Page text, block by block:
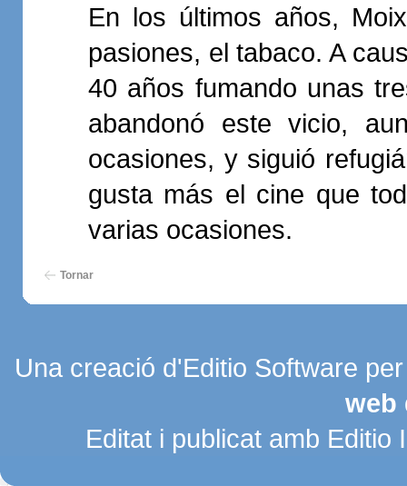
En los últimos años,
pasiones, el tabaco. A
40 años fumando unas
abandonó este vicio,
ocasiones, y siguió
gusta más el cine que
varias ocasiones.
Tornar
Una creació d'Editio Software
web
Editat i publicat amb Editio